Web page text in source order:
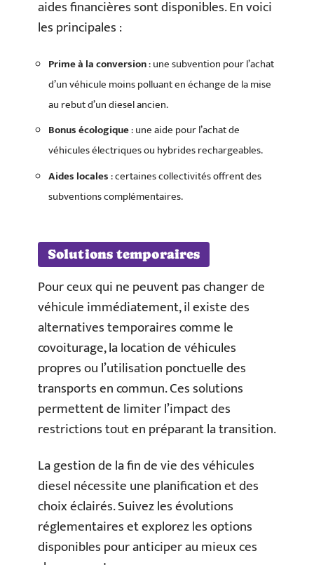
aides financières sont disponibles. En voici
les principales :
Prime à la conversion: une subvention pour l’achat
d’un véhicule moins polluant en échange de la mise
au rebut d’un diesel ancien.
Bonus écologique: une aide pour l’achat de
véhicules électriques ou hybrides rechargeables.
Aides locales: certaines collectivités offrent des
subventions complémentaires.
Solutions temporaires
Pour ceux qui ne peuvent pas changer de
véhicule immédiatement, il existe des
alternatives temporaires comme le
covoiturage, la location de véhicules
propres ou l’utilisation ponctuelle des
transports en commun. Ces solutions
permettent de limiter l’impact des
restrictions tout en préparant la transition.
La gestion de la fin de vie des véhicules
diesel nécessite une planification et des
choix éclairés. Suivez les évolutions
réglementaires et explorez les options
disponibles pour anticiper au mieux ces